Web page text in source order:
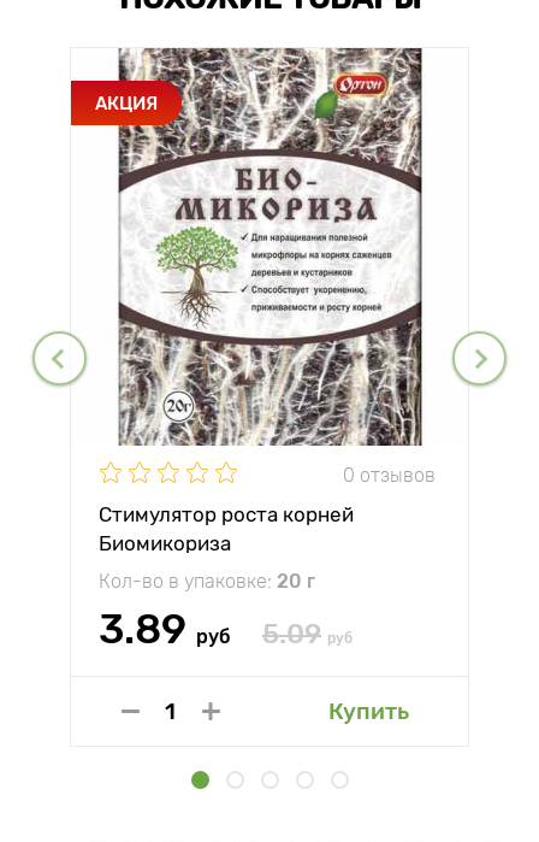
АКЦИЯ
0 отзывов
Стимулятор роста корней
Биомикориза
Кол-во в упаковке: 20 г
3.89 руб 5.09 руб
Купить